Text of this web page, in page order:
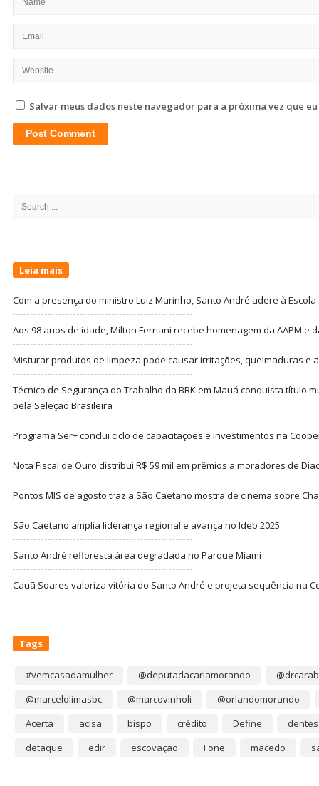
Salvar meus dados neste navegador para a próxima vez que
Search
Leia mais
Com a presença do ministro Luiz Marinho, Santo André adere à
Aos 98 anos de idade, Milton Ferriani recebe homenagem da AAPM e
Misturar produtos de limpeza pode causar irritações, queimaduras e
Técnico de Segurança do Trabalho da BRK em Mauá conquista título
pela Seleção Brasileira
Programa Ser+ conclui ciclo de capacitações e investimentos na
Nota Fiscal de Ouro distribui R$ 59 mil em prêmios a moradores de
Pontos MIS de agosto traz a São Caetano mostra de cinema sobre
São Caetano amplia liderança regional e avança no Ideb 2025
Santo André refloresta área degradada no Parque Miami
Cauã Soares valoriza vitória do Santo André e projeta sequência na
Tags
#vemcasadamulher @deputadacarlamorando
@marcelolimasbc
@marcovinholi
@orlandomorando
Acerta
acisa bispo crédito Define
dentes
detaque
edir escovação Fone macedo